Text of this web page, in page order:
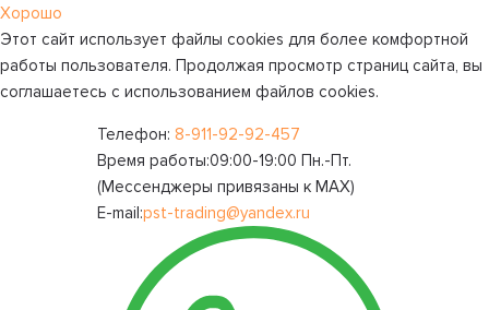
Хорошо
Этот сайт использует файлы cookies для более комфортной
работы пользователя. Продолжая просмотр страниц сайта, вы
соглашаетесь с использованием файлов cookies.
Телефон: 8-911-92-92-457
Время работы:09:00-19:00 Пн.-Пт.
(Мессенджеры привязаны к МАХ)
E-mail:pst-trading@yandex.ru